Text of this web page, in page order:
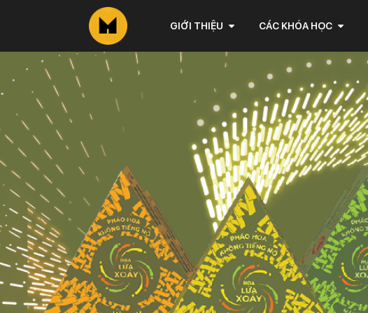
GIỚI THIỆU CÁC KHÓA HỌC